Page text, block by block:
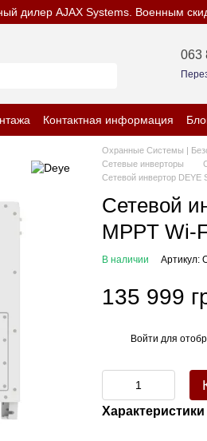
дилер AJAX Systems. Военным
063
Контактная информация
Охранные Системы |
Сетевые инверторы
Сетевой инвертор DEYE
Сетевой
MPPT Wi-
В наличии Артикул:
135 999
Войти для
Характеристики